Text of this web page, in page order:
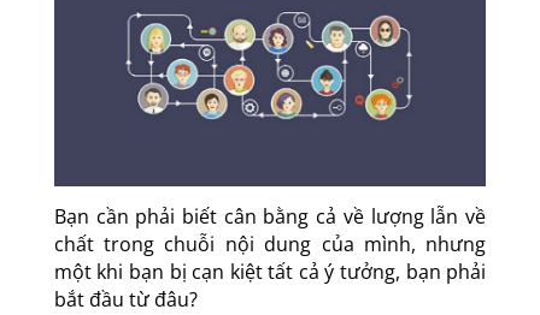
Bạn cần phải biết cân bằng cả về lượng lẫn về
chất trong chuỗi nội dung của mình, nhưng
một khi bạn bị cạn kiệt tất cả ý tưởng, bạn phải
bắt đầu từ đâu?